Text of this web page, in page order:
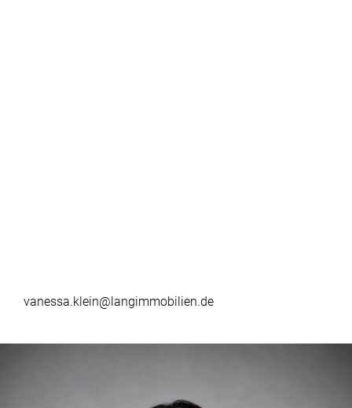
vanessa.klein@langimmobilien.de